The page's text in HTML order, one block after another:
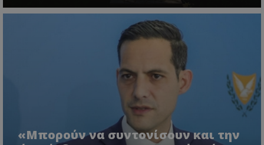
«Μπορούν να συντονίσουν και την
VISITOR_PRIVACY_METADATA
YouTube
.youtube.com